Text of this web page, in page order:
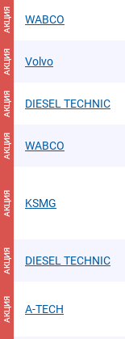
АКЦИЯ WABCO
АКЦИЯ Volvo
АКЦИЯ DIESEL TECHNIC
АКЦИЯ WABCO
АКЦИЯ KSMG
АКЦИЯ DIESEL TECHNIC
АКЦИЯ A-TECH